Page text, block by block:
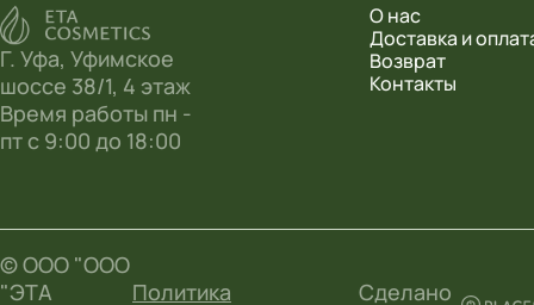
Г. Уфа, Уфимское
шоссе 38/1, 4 этаж
Время работы пн -
пт с 9:00 до 18:00
О нас
Доставка и
Возврат
Контакты
© ООО "ООО
"ЭТА
Политика Сделано